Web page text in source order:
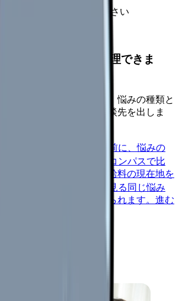
最新情報を確認してください
職すべきサインか整理できま
ていなくても大丈夫です。悩みの種類と
次に見るべき記事と相談先を出しま
診断
辞めるべきか迷う前に、悩みの
します。
給料コンパスで比
数・施設形態から、今の給料の現在地を
匿名掲示板で本音を見る 同じ悩み
場だけの問題か確かめられます。 進む
と実施方法